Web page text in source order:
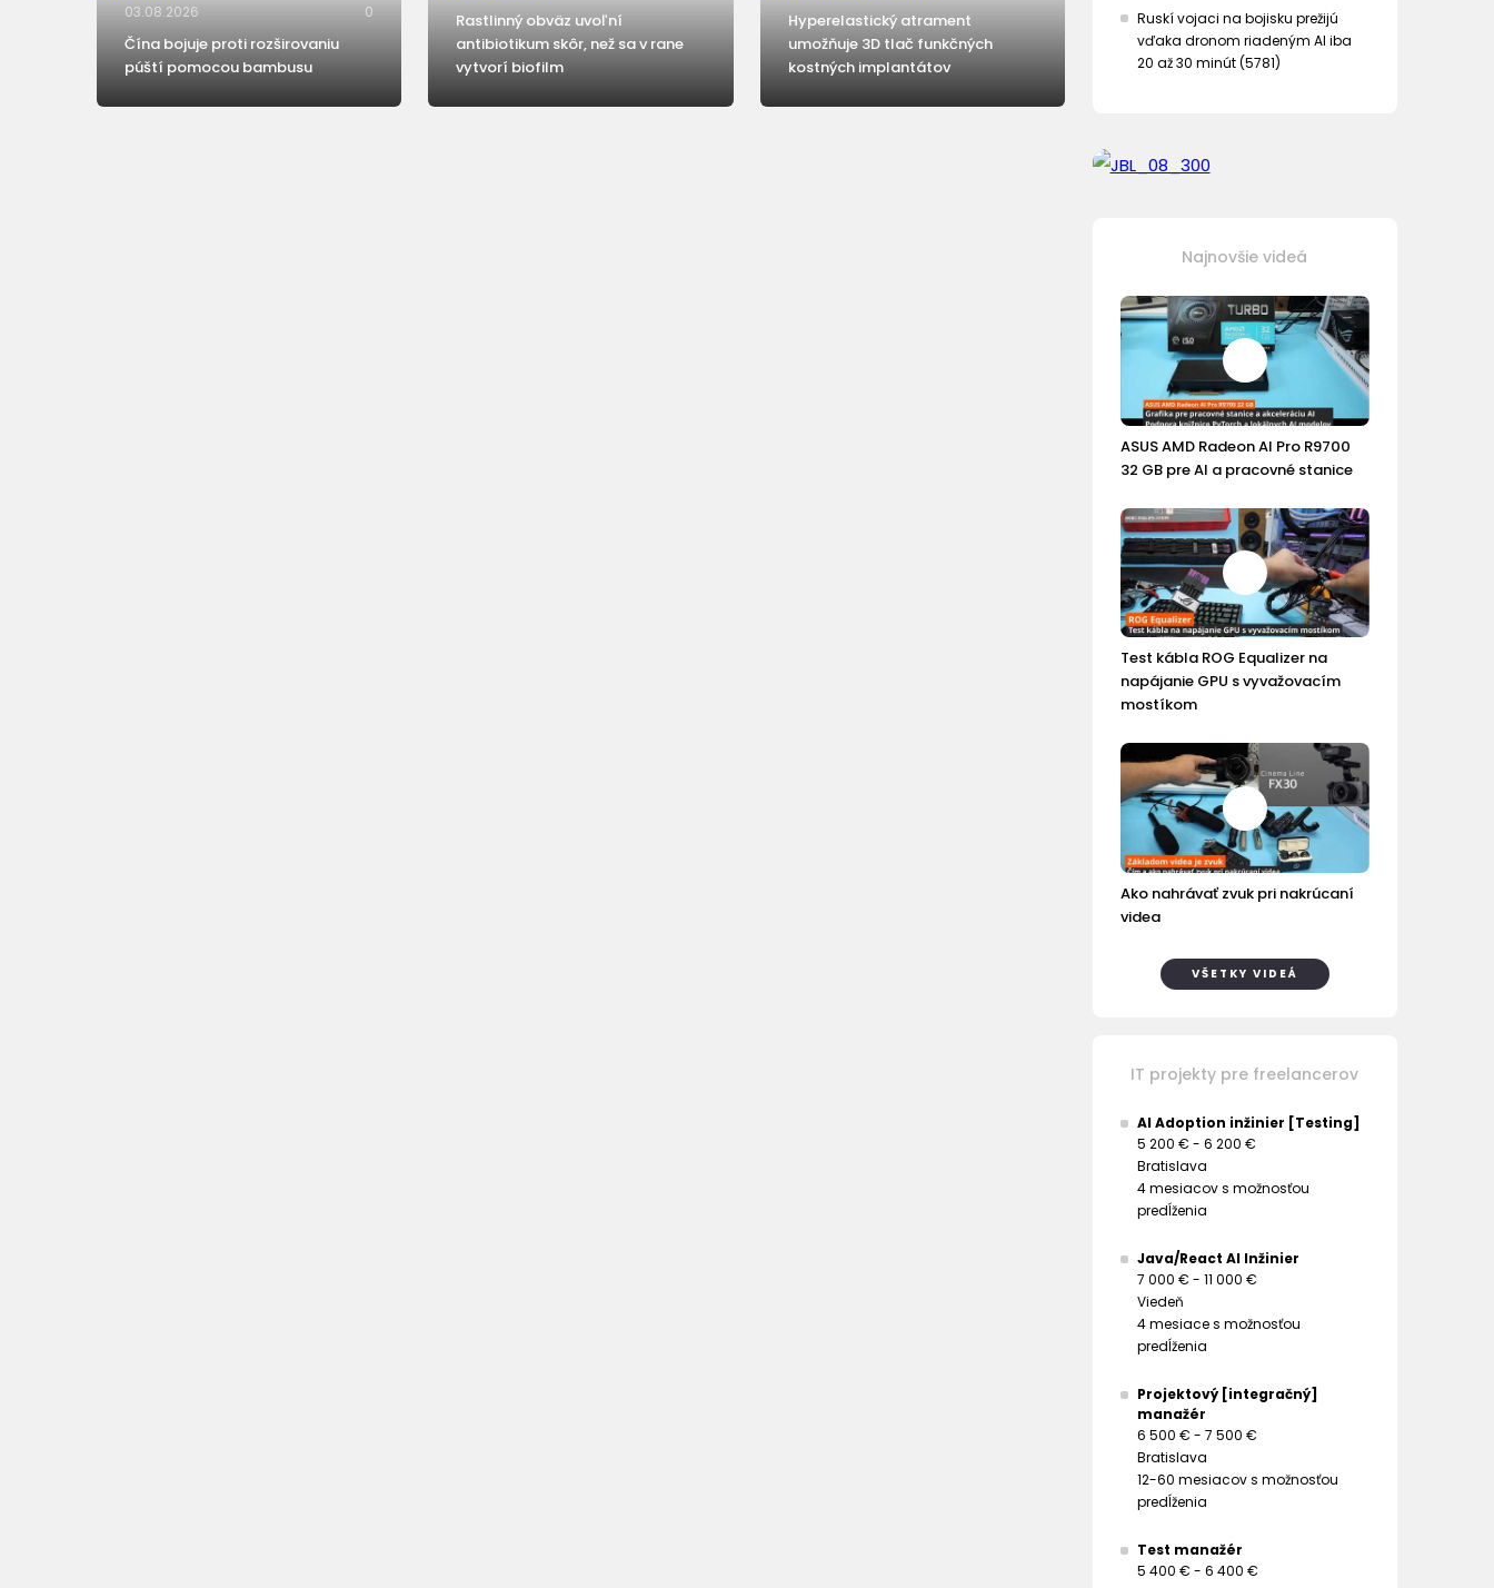
03.08.2026 0
Čína bojuje proti rozširovaniu
púští pomocou bambusu
Rastlinný obväz uvoľní
antibiotikum skôr, než sa v rane
vytvorí biofilm
Hyperelastický atrament
umožňuje 3D tlač funkčných
kostných implantátov
Ruskí vojaci na bojisku prežijú
vďaka dronom riadeným AI iba
20 až 30 minút (5781)
Najnovšie videá
ASUS AMD Radeon AI Pro R9700
32 GB pre AI a pracovné stanice
Test kábla ROG Equalizer na
napájanie GPU s vyvažovacím
mostíkom
Ako nahrávať zvuk pri nakrúcaní
videa
VŠETKY VIDEÁ
IT projekty pre freelancerov
AI Adoption inžinier [Testing]
5 200 € - 6 200 €
Bratislava
4 mesiacov s možnosťou
predĺženia
Java/React AI Inžinier
7 000 € - 11 000 €
Viedeň
4 mesiace s možnosťou
predĺženia
Projektový [integračný]
manažér
6 500 € - 7 500 €
Bratislava
12-60 mesiacov s možnosťou
predĺženia
Test manažér
5 400 € - 6 400 €